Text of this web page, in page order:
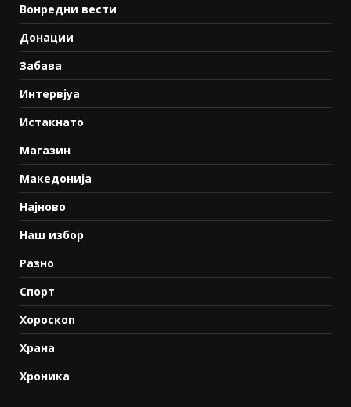
Вонредни вести
Донации
Забава
Интервјуа
Истакнато
Магазин
Македонија
Најново
Наш избор
Разно
Спорт
Хороскоп
Храна
Хроника